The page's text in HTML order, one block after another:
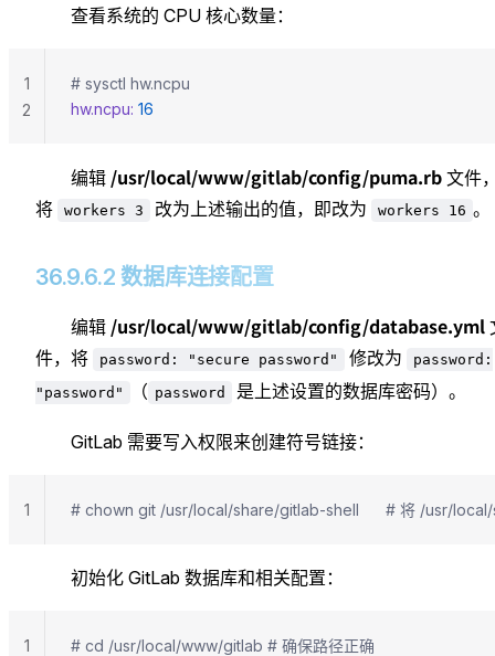
查看系统的 CPU 核心数量：
# sysctl hw.ncpu
hw.ncpu: 16
1
2
编辑 /usr/local/www/gitlab/config/puma.rb 文件
将
workers 3 改为上述输出的值，即改为 workers 16 。
36.9.6.2 数据库连接配置
编辑 /usr/local/www/gitlab/config/database.yml
件，将
password: "secure password" 修改为
password:
"password"
（ password 是上述设置的数据库密码）。
GitLab 需要写入权限来创建符号链接：
# chown git /usr/local/share/gitlab-shell      # 将 /usr/
1
初始化 GitLab 数据库和相关配置：
# cd /usr/local/www/gitlab # 确保路径正确
1